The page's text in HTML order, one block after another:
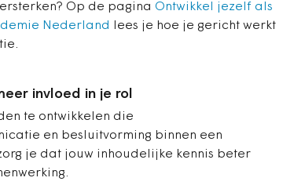
Op de pagina Ontwikkel jezelf als
Nederland
lees je hoe je gericht werkt
invloed in je rol
te ontwikkelen die
en besluitvorming binnen een
je dat jouw inhoudelijke kennis beter